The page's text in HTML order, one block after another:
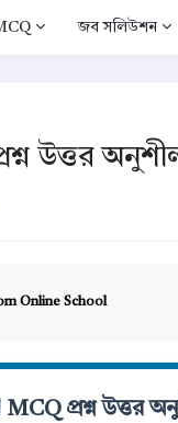
জব সলিউশন
উত্তর
Online School
MCQ প্রশ্ন উত্তর